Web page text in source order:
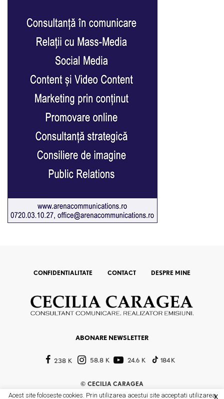
CONFIDENTIALITATE CONTACT DESPRE MINE
ABONARE NEWSLETTER
238 K 58.8 K 24.6 K 184 K
© CECILIA CARAGEA
Acest site foloseste cookies. Prin utilizarea acestui site acceptati utilizareaX